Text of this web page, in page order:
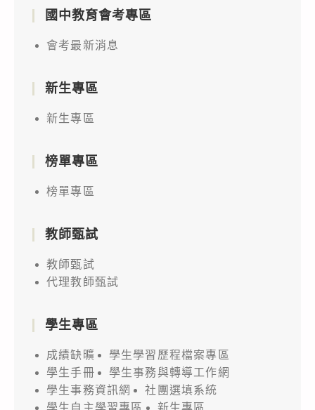
國中教育會考專區
會考最新消息
新生專區
新生專區
榜單專區
榜單專區
教師甄試
教師甄試
代理教師甄試
學生專區
成績缺曠
學生學習歷程檔案專區
學生手冊
學生事務與轉導工作網
學生事務資訊網
社團選填系統
學生自主學習專區
新生專區